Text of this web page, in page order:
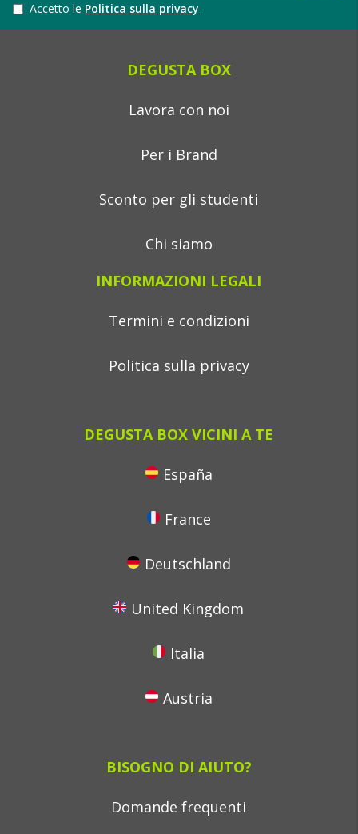
Accetto le Politica sulla privacy
DEGUSTA BOX
Lavora con noi
Per i Brand
Sconto per gli studenti
Chi siamo
INFORMAZIONI LEGALI
Termini e condizioni
Politica sulla privacy
DEGUSTA BOX VICINI A TE
España
France
Deutschland
United Kingdom
Italia
Austria
BISOGNO DI AIUTO?
Domande frequenti